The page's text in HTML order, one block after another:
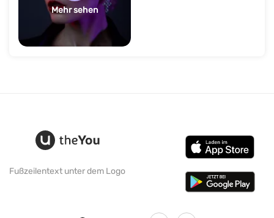
Mehr sehen
Fußzeilentext unter dem Logo